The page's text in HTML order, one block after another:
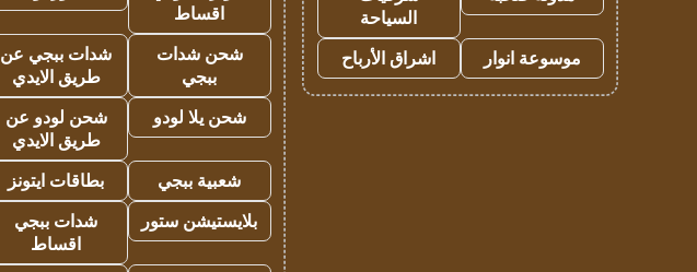
السياحة
موسوعة انوار
اشراق الأرباح
اقساط
شحن شدات
ببجي
شدات ببجي عن
طريق الايدي
شحن يلا لودو
شحن لودو عن
طريق الايدي
شعبية ببجي
بطاقات ايتونز
بلايستيشن ستور
شدات ببجي
اقساط